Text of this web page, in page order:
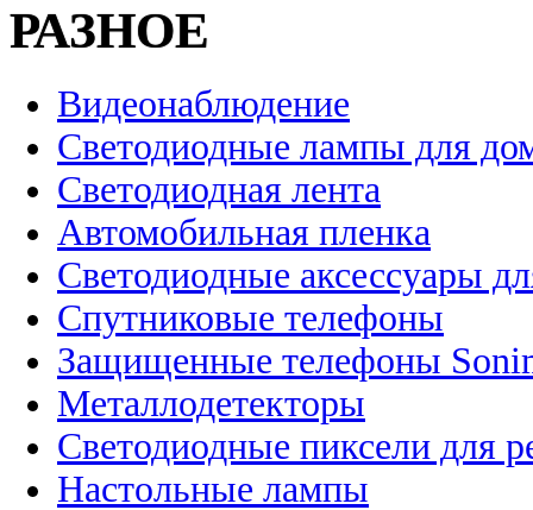
РАЗНОЕ
Видеонаблюдение
Светодиодные лампы для
Светодиодная лента
Автомобильная пленка
Светодиодные аксессуары
Спутниковые телефоны
Защищенные телефоны
Металлодетекторы
Светодиодные пиксели для
Настольные лампы